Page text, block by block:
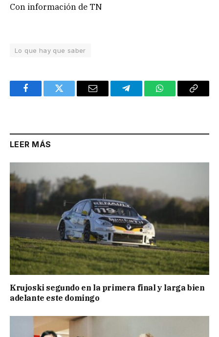
Con información de TN
Lo que hay que saber
FacebookTwitter Email TelegramWhatsAppCopy
LEER MÁS
Krujoski segundo en la primera final y larga bien
adelante este domingo